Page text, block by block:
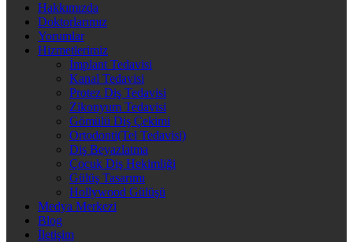
Hakkımızda
Doktorlarımız
Yorumlar
Hizmetlerimiz
İmplant Tedavisi
Kanal Tedavisi
Protez Diş Tedavisi
Zikonyum Tedavisi
Gömülü Diş Çekimi
Ortodonti(Tel Tedavisi)
Diş Beyazlatma
Çocuk Diş Hekimliği
Gülüş Tasarımı
Hollywood Gülüşü
Medya Merkezi
Blog
İletişim